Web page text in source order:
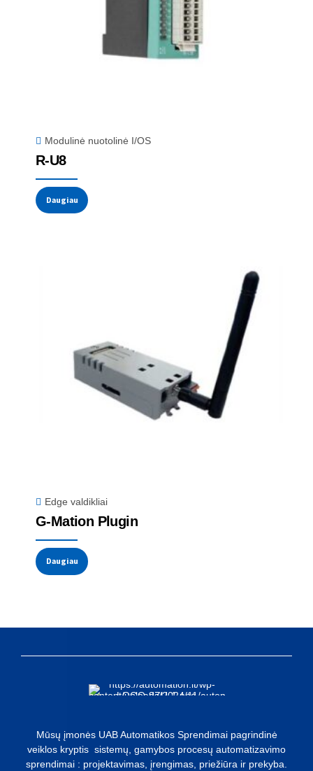
Modulinė nuotolinė I/OS
R-U8
Daugiau
Edge valdikliai
G-Mation Plugin
Daugiau
Mūsų įmonės UAB Automatikos Sprendimai pagrindinė
veiklos kryptis sistemų, gamybos procesų automatizavimo
sprendimai : projektavimas, įrengimas, priežiūra ir prekyba.